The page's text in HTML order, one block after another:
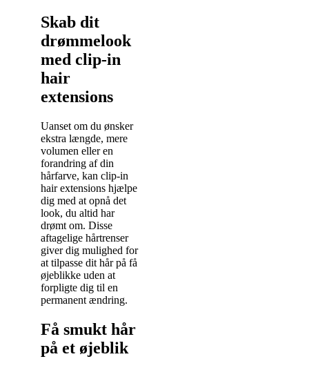
Skab dit
drømmelook
med clip-in
hair
extensions
Uanset om du ønsker
ekstra længde, mere
volumen eller en
forandring af din
hårfarve, kan clip-in
hair extensions hjælpe
dig med at opnå det
look, du altid har
drømt om. Disse
aftagelige hårtrenser
giver dig mulighed for
at tilpasse dit hår på få
øjeblikke uden at
forpligte dig til en
permanent ændring.
Få smukt hår
på et øjeblik